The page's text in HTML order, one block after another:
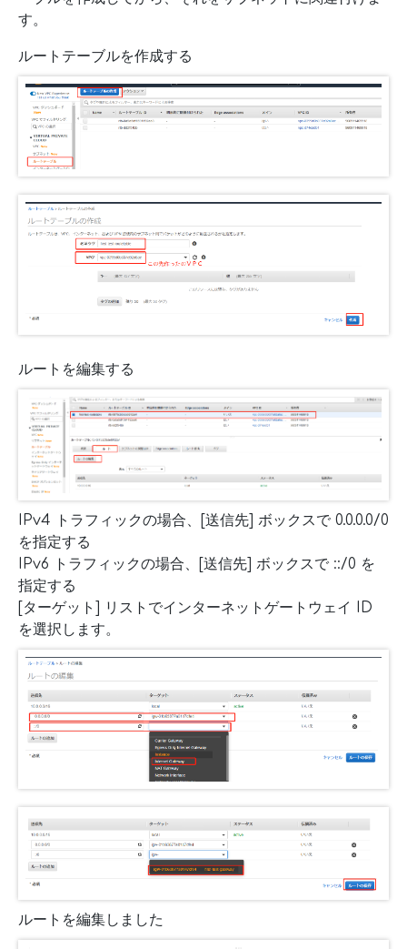
す。
ルートテーブルを作成する
ルートを編集する
IPv4 トラフィックの場合、[送信先] ボックスで 0.0.0.0/0
を指定する
IPv6 トラフィックの場合、[送信先] ボックスで ::/0 を
指定する
[ターゲット] リストでインターネットゲートウェイ ID
を選択します。
ルートを編集しました